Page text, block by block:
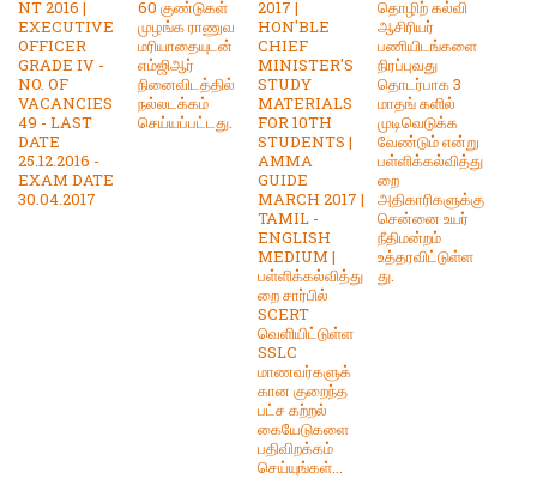
NT 2016 |
EXECUTIVE
OFFICER
GRADE IV -
NO. OF
VACANCIES
49 - LAST
DATE
25.12.2016 -
EXAM DATE
30.04.2017
60 குண்டுகள்
முழங்க ராணுவ
மரியாதையுடன்
எம்ஜிஆர்
நினைவிடத்தில்
நல்லடக்கம்
செய்யப்பட்டது.
2017 |
HON'BLE
CHIEF
MINISTER'S
STUDY
MATERIALS
FOR 10TH
STUDENTS |
AMMA
GUIDE
MARCH 2017 |
TAMIL -
ENGLISH
MEDIUM |
பள்ளிக்கல்வித்து
றை சார்பில்
SCERT
வெளியிட்டுள்ள
SSLC
மாணவர்களுக்
கான குறைந்த
பட்ச கற்றல்
கையேடுகளை
பதிவிறக்கம்
செய்யுங்கள்...
தொழிற் கல்வி
ஆசிரியர்
பணியிடங்களை
நிரப்புவது
தொடர்பாக 3
மாதங் களில்
முடிவெடுக்க
வேண்டும் என்று
பள்ளிக்கல்வித்து
றை
அதிகாரிகளுக்கு
சென்னை உயர்
நீதிமன்றம்
உத்தரவிட்டுள்ள
து.